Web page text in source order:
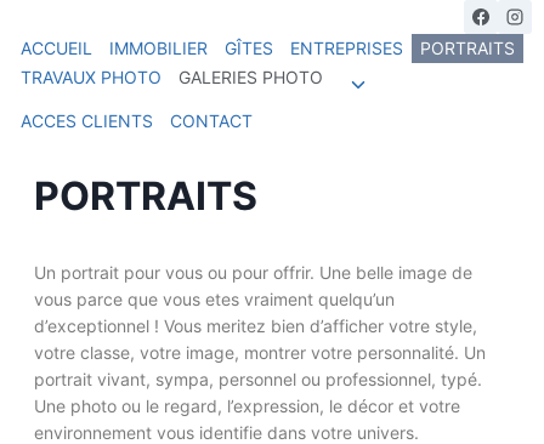
ACCUEIL IMMOBILIER GÎTES ENTREPRISES
PORTRAITS
TRAVAUX PHOTO
GALERIES PHOTO
ACCES CLIENTS CONTACT
PORTRAITS
Un portrait pour vous ou pour offrir. Une belle image de
vous parce que vous etes vraiment quelqu’un
d’exceptionnel ! Vous meritez bien d’afficher votre style,
votre classe, votre image, montrer votre personnalité. Un
portrait vivant, sympa, personnel ou professionnel, typé.
Une photo ou le regard, l’expression, le décor et votre
environnement vous identifie dans votre univers.